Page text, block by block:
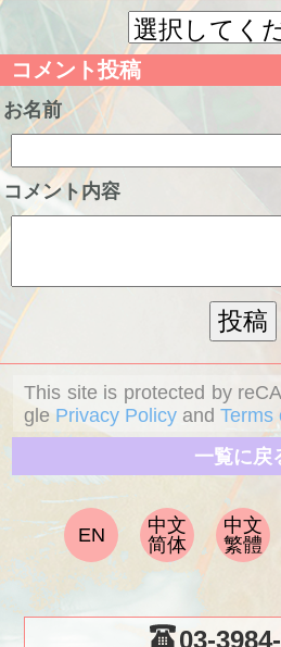
コメント投稿
お名前
コメント内容
This site is protected by
gle Privacy Policy andTerms
一覧に戻
EN
中文
简体
中文
繁體
03-